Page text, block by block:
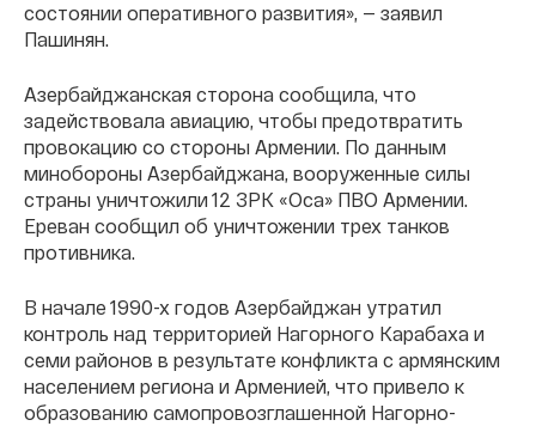
состоянии оперативного развития», — заявил
Пашинян.
Азербайджанская сторона сообщила, что
задействовала авиацию, чтобы предотвратить
провокацию со стороны Армении. По данным
минобороны Азербайджана, вооруженные силы
страны уничтожили 12 ЗРК «Оса» ПВО Армении.
Ереван сообщил об уничтожении трех танков
противника.
В начале 1990-х годов Азербайджан утратил
контроль над территорией Нагорного Карабаха и
семи районов в результате конфликта с армянским
населением региона и Арменией, что привело к
образованию самопровозглашенной Нагорно-